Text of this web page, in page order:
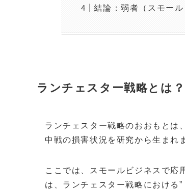
結論：弱者（スモー
ランチェスター戦略とは？
ランチェスター戦略のおおもとは
中戦の損害状況を研究から生まれ
ここでは、スモールビジネスで応
は、ランチェスター戦略における